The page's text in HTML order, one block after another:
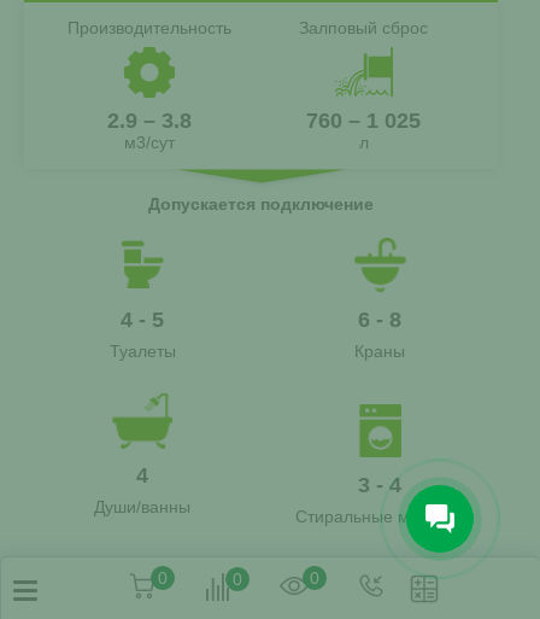
Производительность
2.9 – 3.8
м3/сут
Залповый сброс
760 – 1 025
л
Допускается подключение
4 - 5
Туалеты
6 - 8
Краны
4
Души/ванны
3 - 4
Стиральные машины
0 0 0